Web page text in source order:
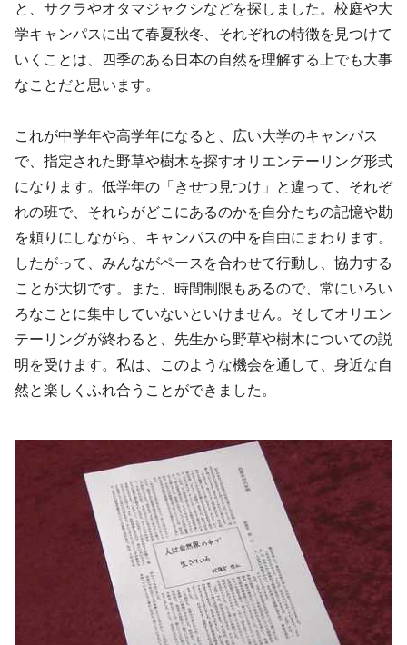
と、サクラやオタマジャクシなどを探しました。校庭や大
学キャンパスに出て春夏秋冬、それぞれの特徴を見つけて
いくことは、四季のある日本の自然を理解する上でも大事
なことだと思います。
これが中学年や高学年になると、広い大学のキャンパス
で、指定された野草や樹木を探すオリエンテーリング形式
になります。低学年の「きせつ見つけ」と違って、それぞ
れの班で、それらがどこにあるのかを自分たちの記憶や勘
を頼りにしながら、キャンパスの中を自由にまわります。
したがって、みんながペースを合わせて行動し、協力する
ことが大切です。また、時間制限もあるので、常にいろい
ろなことに集中していないといけません。そしてオリエン
テーリングが終わると、先生から野草や樹木についての説
明を受けます。私は、このような機会を通して、身近な自
然と楽しくふれ合うことができました。